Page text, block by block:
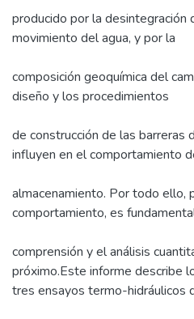
producido por la desintegración
movimiento del agua, y por la
composición geoquímica del
diseño y los procedimientos
de construcción de las barreras
influyen en el comportamiento
almacenamiento. Por todo ello,
comportamiento, es
comprensión y el análisis
próximo.Este informe describe
tres ensayos termo-hidráulicos